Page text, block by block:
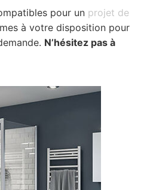
pour un projet de
à votre disposition pour
N’hésitez pas à